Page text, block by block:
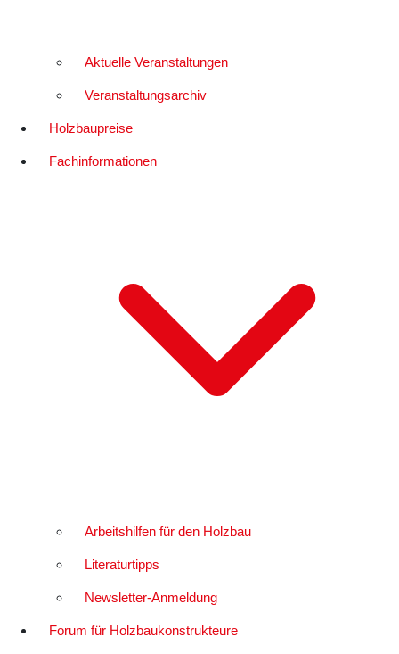
Aktuelle Veranstaltungen
Veranstaltungsarchiv
Holzbaupreise
Fachinformationen
Arbeitshilfen für den Holzbau
Literaturtipps
Newsletter-Anmeldung
Forum für Holzbaukonstrukteure